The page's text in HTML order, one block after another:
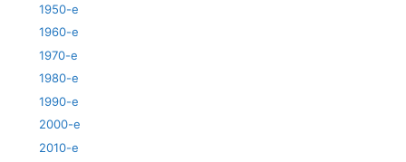
1950-е
1960-е
1970-е
1980-е
1990-е
2000-е
2010-е